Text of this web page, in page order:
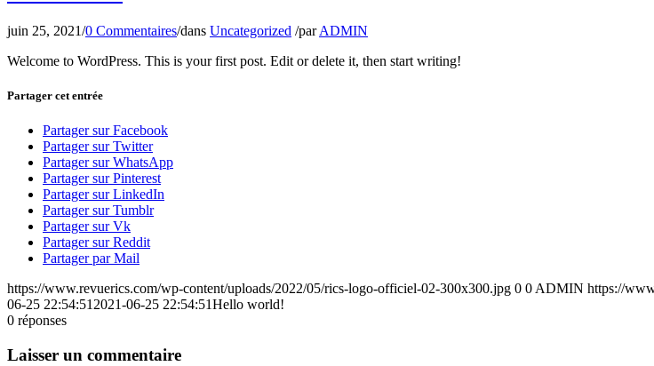
juin 25, 2021/0 Commentaires/dans Uncategorized /parADMIN
Welcome to WordPress. This is your first post. Edit or delete it, then start writing!
Partager cet entrée
Partager sur Facebook
Partager sur Twitter
Partager sur WhatsApp
Partager sur Pinterest
Partager sur LinkedIn
Partager sur Tumblr
Partager sur Vk
Partager sur Reddit
Partager par Mail
https://www.revuerics.com/wp-content/uploads/2022/05/rics-logo-officiel-02-300x300.jpg 0 0 ADMIN https://
06-25 22:54:51 2021-06-25 22:54:51Hello world!
0 réponses
Laisser un commentaire